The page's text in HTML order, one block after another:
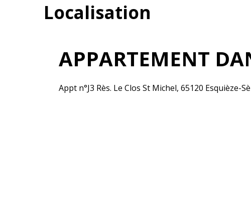
Localisation
APPARTEMENT
Appt n°J3 Rès. Le Clos St Michel, 65120 Esquièze-